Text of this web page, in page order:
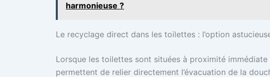
harmonieuse ?
Le recyclage direct dans les toilettes : l’option
Lorsque les toilettes sont situées à proximité
permettent de relier directement l’évacuation de la